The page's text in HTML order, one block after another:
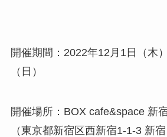
開催期間：2022年12月1日（木
（日）
開催場所：BOX cafe&space 新
（東京都新宿区西新宿1-1-3 新